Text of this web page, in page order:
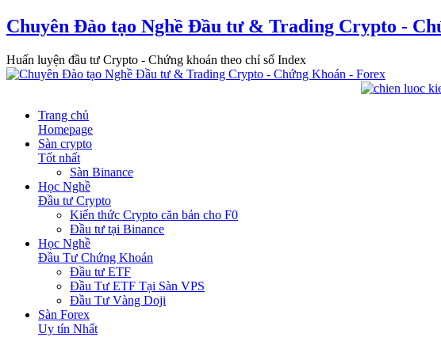
Chuyên Đào tạo Nghề Đầu tư & Trading Crypto -
Huấn luyện đầu tư Crypto - Chứng khoán theo chỉ số Index
Trang chủ
Homepage
Sàn crypto
Tốt nhất
Sàn Binance
Học Nghề
Đầu tư Crypto
Kiến thức Crypto căn bản cho F0
Đầu tư tại Binance
Học Nghề
Đầu Tư Chứng Khoán
Đầu tư ETF
Đầu Tư ETF Tại Sàn VPS
Đầu Tư Vàng Doji
Sàn Forex
Uy tín Nhất